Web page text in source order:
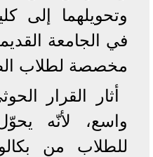
وتحويلهما إلى
في الجامعة
مخصصة لطلاب
أثار القرار
واسع، لأنّه
للطلاب من